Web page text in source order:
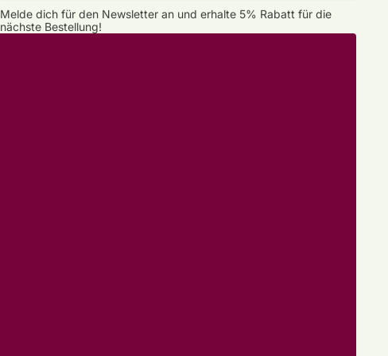
Melde dich für den Newsletter an und erhalte 5% Rabatt für die
nächste Bestellung!